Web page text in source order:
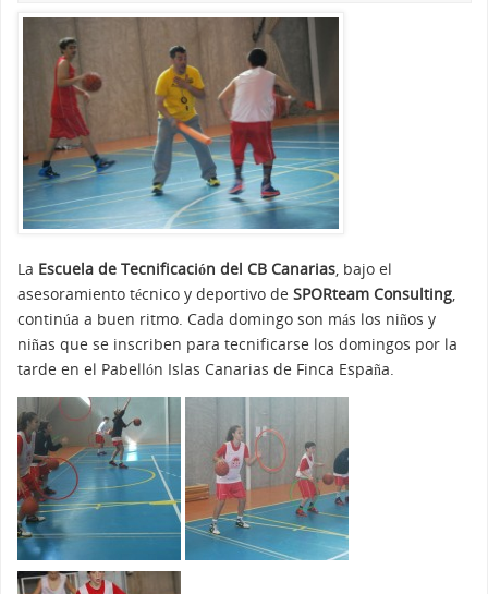
La Escuela de Tecnificación del CB Canarias, bajo el
asesoramiento técnico y deportivo de SPORteam Consulting,
continúa a buen ritmo. Cada domingo son más los niños y
niñas que se inscriben para tecnificarse los domingos por la
tarde en el Pabellón Islas Canarias de Finca España.